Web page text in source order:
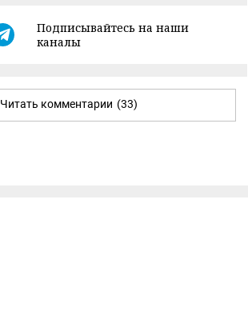
Подписывайтесь на наши
каналы
Читать комментарии (33)